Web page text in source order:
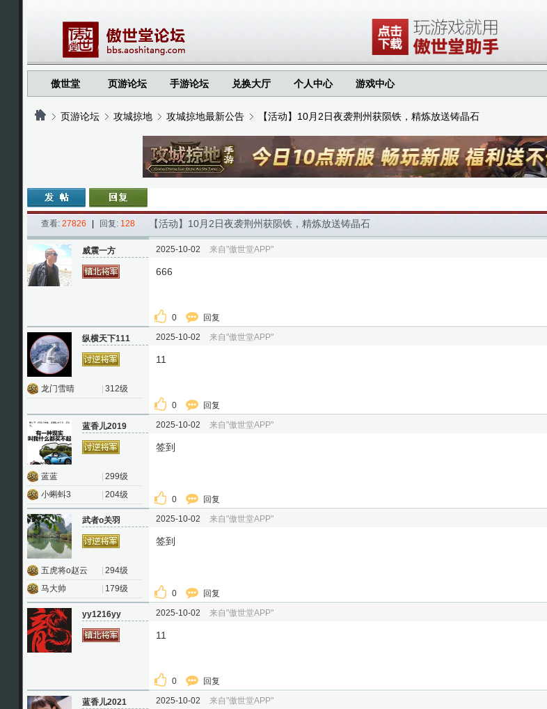
傲世堂 页游论坛 手游论坛 兑换大厅 个人中心 游戏中心
页游论坛 攻城掠地
›
攻城掠地最新公告 【活动】10月2日夜袭荆州获陨铁，精炼放送铸晶石
查看: 27826 回复: 128 【活动】10月2日夜袭荆州获陨铁，精炼放送铸晶石
威震一方 2025-10-02 来自"傲世堂APP"
666
0 回复
纵横天下111
龙门雪晴 312级
2025-10-02 来自"傲世堂APP"
11
0 回复
蓝香儿2019
蓝蓝
299级
小蝌蚪3
204级
2025-10-02 来自"傲世堂APP"
签到
0 回复
武者o关羽
五虎将o赵云
294级
马大帅
179级
2025-10-02 来自"傲世堂APP"
签到
0 回复
yy1216yy 2025-10-02 来自"傲世堂APP"
11
0 回复
蓝香儿2021 2025-10-02 来自"傲世堂APP"